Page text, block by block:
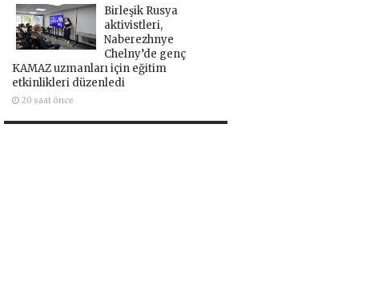
Birleşik Rusya
aktivistleri,
Naberezhnye
Chelny’de genç
KAMAZ uzmanları için eğitim
etkinlikleri düzenledi
20 saat önce